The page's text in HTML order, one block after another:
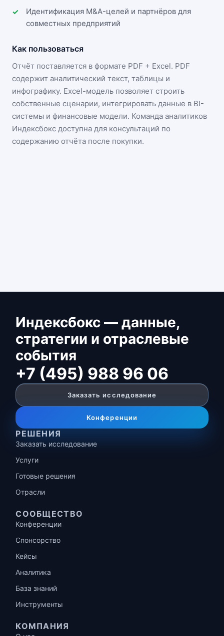
Идентификация M&A-целей и партнёров для
совместных предприятий
Как пользоваться
Отчёт поставляется в формате PDF + Excel. PDF
содержит аналитический текст, таблицы и
инфографику. Excel-модель позволяет строить
собственные сценарии, интегрировать данные в BI-
системы и финансовые модели. Команда аналитиков
Индексбокс доступна для консультаций по
содержанию отчёта после покупки.
Индексбокс — данные,
стратегии и отраслевые
события
+7 (495) 988 96 06
Заказать исследование
Конференции
РЕШЕНИЯ
Заказать исследование
Услуги
Готовые решения
Отрасли
СООБЩЕСТВО
Конференции
Спонсорство
Кейсы
Аналитика
База знаний
Инструменты
КОМПАНИЯ